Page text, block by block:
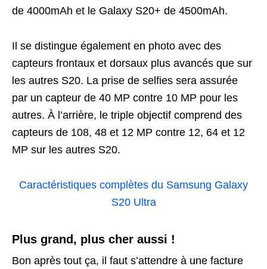
de 4000mAh et le Galaxy S20+ de 4500mAh.
Il se distingue également en photo avec des
capteurs frontaux et dorsaux plus avancés que sur
les autres S20. La prise de selfies sera assurée
par un capteur de 40 MP contre 10 MP pour les
autres. À l’arrière, le triple objectif comprend des
capteurs de 108, 48 et 12 MP contre 12, 64 et 12
MP sur les autres S20.
Caractéristiques complètes du Samsung Galaxy
S20 Ultra
Plus grand, plus cher aussi !
Bon après tout ça, il faut s’attendre à une facture